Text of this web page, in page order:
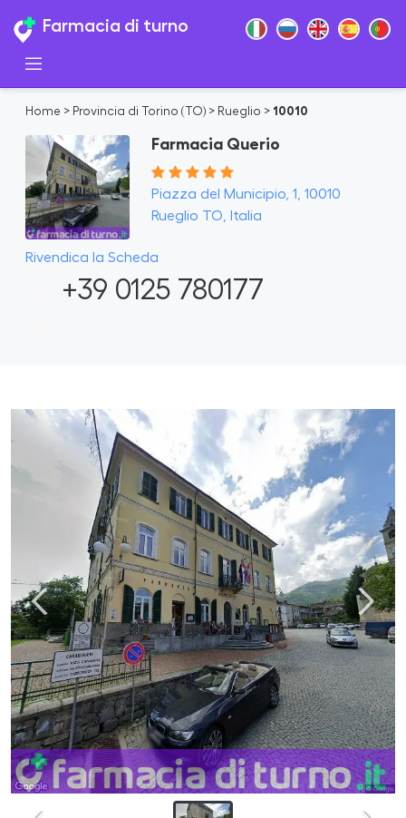
Farmacia di turno
Home > Provincia di Torino (TO) > Rueglio > 10010
Farmacia Querio
Piazza del Municipio, 1, 10010
Rueglio TO, Italia
Rivendica la Scheda
+39 0125 780177